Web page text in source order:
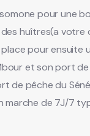
pour une
huîtres(a votre
pour ensuite
et son port de
de pêche du
marche de 7J/7